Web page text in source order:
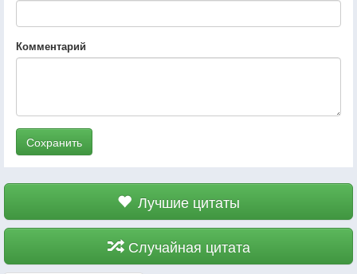
Комментарий
Сохранить
Лучшие цитаты
Случайная цитата